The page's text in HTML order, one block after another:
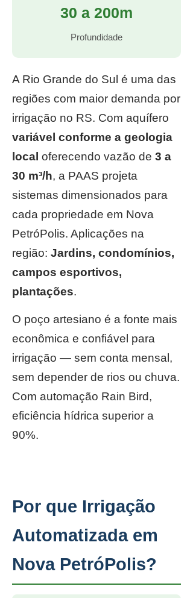
30 a 200m
Profundidade
A Rio Grande do Sul é uma das
regiões com maior demanda por
irrigação no RS. Com aquífero
variável conforme a geologia
local oferecendo vazão de 3 a
30 m³/h, a PAAS projeta
sistemas dimensionados para
cada propriedade em Nova
PetróPolis. Aplicações na
região: Jardins, condomínios,
campos esportivos,
plantações.
O poço artesiano é a fonte mais
econômica e confiável para
irrigação — sem conta mensal,
sem depender de rios ou chuva.
Com automação Rain Bird,
eficiência hídrica superior a
90%.
Por que Irrigação
Automatizada em
Nova PetróPolis?